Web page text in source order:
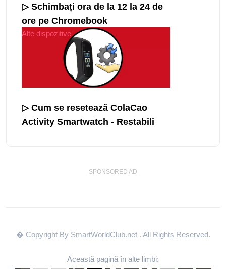
▷ Schimbați ora de la 12 la 24 de
ore pe Chromebook
Alte dispozitive
▷ Cum se resetează ColaCao
Activity Smartwatch - Restabili
- SPONSORED AD -
� Copyright By SmartWorldClub.net . All Rights Reserved.
Această pagină în alte limbi: